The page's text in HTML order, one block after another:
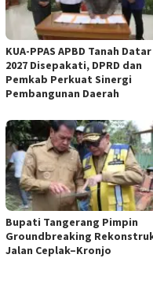
KUA-PPAS APBD Tanah Datar
2027 Disepakati, DPRD dan
Pemkab Perkuat Sinergi
Pembangunan Daerah
Bupati Tangerang Pimpin
Groundbreaking
Jalan Ceplak–Kronjo